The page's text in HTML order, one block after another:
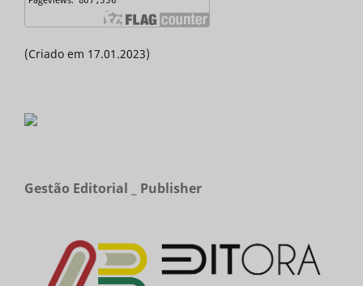
(Criado em 17.01.2023)
Gestão Editorial _ Publisher